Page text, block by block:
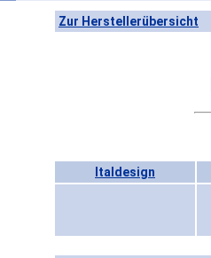
Zur Herstellerübersicht
Italdesign